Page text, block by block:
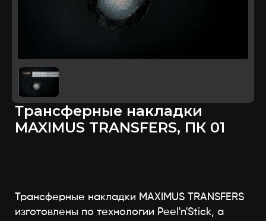
Трансферные накладки
MAXIMUS TRANSFERS, ПК 01
Трансферные накладки MAXIMUS TRANSFERS
изготовлены по технологии Peel'n'Stick, а